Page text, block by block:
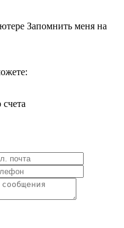
Запомнить меня на